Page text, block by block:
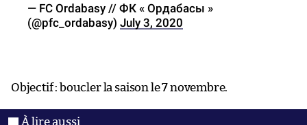
— FC Ordabasy // ФК « Ордабасы »
(@pfc_ordabasy) July 3, 2020
Objectif : boucler la saison le 7 novembre.